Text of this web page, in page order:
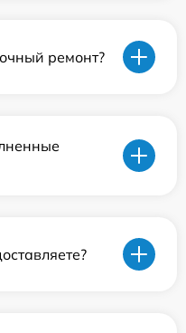
ремонт?